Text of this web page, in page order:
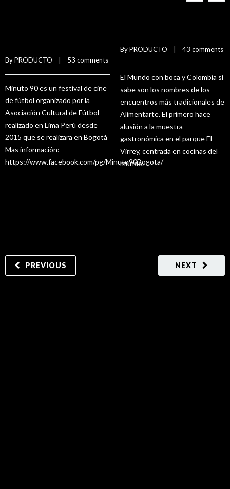
By PRODUCTO 53 comments
Minuto 90 es un festival de cine
de fútbol organizado por la
Asociación Cultural de Fútbol
realizado en Lima Perú desde
2015 que se realizara en Bogotá
Mas información:
https://www.facebook.com/pg/Minuto90Bogota/
By PRODUCTO 43 comments
El Mundo con boca y Colombia sí
sabe son los nombres de los
encuentros más tradicionales de
Alimentarte. El primero hace
alusión a la muestra
gastronómica en el parque El
Virrey, centrada en cocinas del
mundo.
NEXT
PREVIOUS